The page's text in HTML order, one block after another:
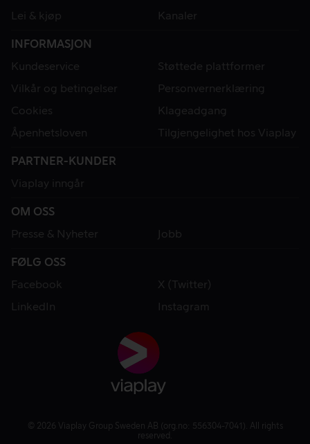
Lei & kjøp
Kanaler
INFORMASJON
Kundeservice
Støttede plattformer
Vilkår og betingelser
Personvernerklæring
Cookies
Klageadgang
Åpenhetsloven
Tilgjengelighet hos Viaplay
PARTNER-KUNDER
Viaplay inngår
OM OSS
Presse & Nyheter
Jobb
FØLG OSS
Facebook
X (Twitter)
LinkedIn
Instagram
© 2026 Viaplay Group Sweden AB (org.no: 556304-7041). All rights
reserved.